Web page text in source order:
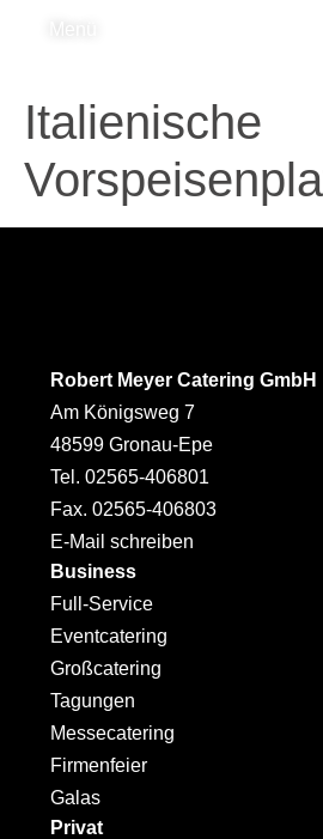
Italienische
Robert Meyer Catering GmbH
Am Königsweg 7
48599 Gronau-Epe
Tel. 02565-406801
Fax. 02565-406803
E-Mail schreiben
Business
Full-Service
Eventcatering
Großcatering
Tagungen
Messecatering
Firmenfeier
Galas
Privat